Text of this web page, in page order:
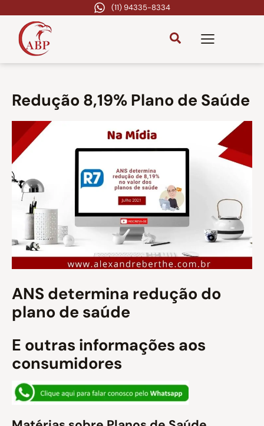
(11) 94335-8334
Redução 8,19% Plano de Saúde
ANS determina redução do
plano de saúde
E outras informações aos
consumidores